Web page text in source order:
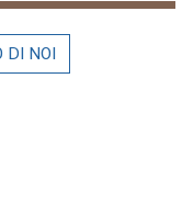
DI NOI